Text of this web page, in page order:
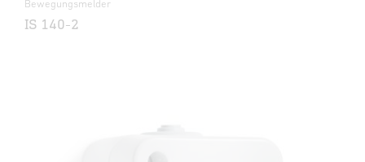
Bewegungsmelder
IS 140-2